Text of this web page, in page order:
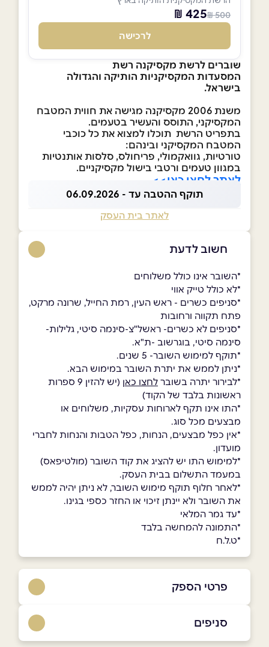
500 ₪
425 ₪
לרכישה
שוברים לרשת מקסיקנה רשת
המסעדות המקסיקניות הותיקה והגדולה
בישראל.
משנת 2006 מקסיקנה מגישה את חווית המטבח
המקסיקני, התוסס והעשיר בטעמים.
בתפריט הרשת תוכלו למצוא את כל כוכבי
המטבח המקסיקני ובינהם:
טורטיות, גוואקמולי, פריחולס, סלסות אותנטיות
במגוון טעמים ורטבי בישול מקסיקניים.
לאתר לחצו כאן>>
תוקף ההטבה עד - 06.09.2026
לאתר בית העסק
חשוב לדעת
*השובר אינו כולל משלוחים
*לא כולל טייק אווי
*סניפים כשרים - ראש העין, רמת החייל, שרונה מרקט,
פתח תקווה ורחובות
*סניפים לא כשרים- ראשל"צ-סינמה סיטי, גלילות-
סינמה סיטי, בוגרשוב -ת"א.
*תוקף למימוש השובר- 5 שנים.
*ניתן לממש את יתרת השובר במימוש הבא.
*לבירור יתרה בשובר לחצו כאן
(יש להזין 9 ספרות
ראשונות בלבד של הקוד)
*התו אינו תקף לארוחות עסקיות, משלוחים או
מבצעים מכל סוג.
*אין כפל מבצעים, הנחות, כפל הטבות והנחות לחברי
מועדון.
*למימוש התו יש להציג את קוד השובר (מולטיפאס)
במעמד התשלום בבית העסק.
*לאחר חלוף תוקף מימוש השובר, לא ניתן יהיה לממש
את השובר ולא יינתן זיכוי או החזר כספי בגינו.
*עד גמר המלאי
*התמונה להמחשה בלבד
*ט.ל.ח
פרטי הספק
באתר בפייסבוק באינסטגרם
סניפים